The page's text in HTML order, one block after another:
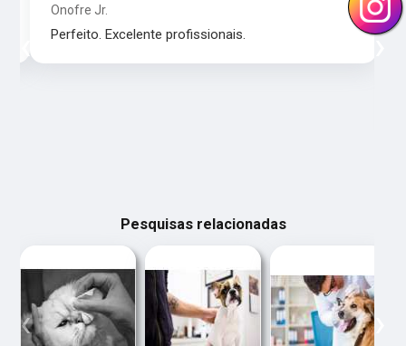
Onofre Jr.
Perfeito. Excelente profissionais.
‹ ›
Pesquisas relacionadas
‹ ›